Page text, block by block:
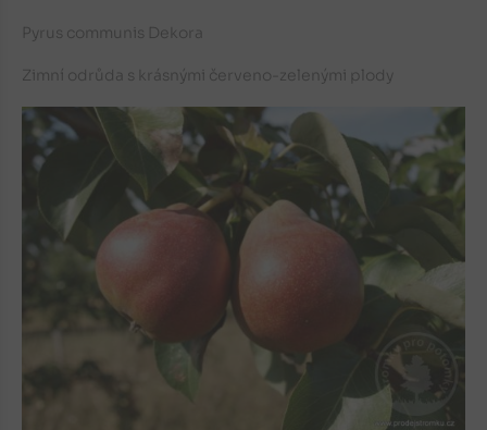
Pyrus communis Dekora
Zimní odrůda s krásnými červeno-zelenými plody